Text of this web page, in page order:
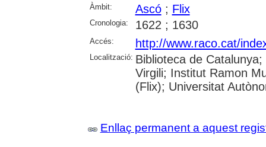
Àmbit: Ascó; Flix
Cronologia: 1622 ; 1630
Accés: http://www.raco.cat/
Localització: Biblioteca de
Virgili; Institut Ramon
(Flix); Universitat
Enllaç permanent a aquest